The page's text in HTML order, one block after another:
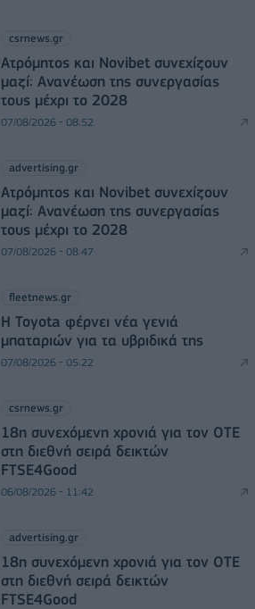
csrnews.gr
Ατρόμητος και Novibet συνεχίζουν
μαζί: Ανανέωση της συνεργασίας
τους μέχρι το 2028
07/08/2026 - 08:52
advertising.gr
Ατρόμητος και Novibet συνεχίζουν
μαζί: Ανανέωση της συνεργασίας
τους μέχρι το 2028
07/08/2026 - 08:47
fleetnews.gr
Η Toyota φέρνει νέα γενιά
μπαταριών για τα υβριδικά της
07/08/2026 - 05:22
csrnews.gr
18η συνεχόμενη χρονιά για τον ΟΤΕ
στη διεθνή σειρά δεικτών
FTSE4Good
06/08/2026 - 11:42
advertising.gr
18η συνεχόμενη χρονιά για τον ΟΤΕ
στη διεθνή σειρά δεικτών
FTSE4Good